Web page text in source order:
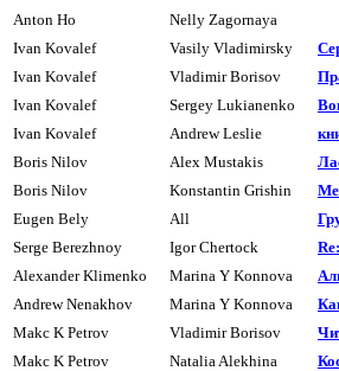
Anton Ho
Nelly Zagornaya
Ivan Kovalef
Vasily Vladimirsky
Ivan Kovalef
Vladimir Borisov
Ivan Kovalef
Sergey Lukianenko
Ivan Kovalef
Andrew Leslie
Boris Nilov
Alex Mustakis
Boris Nilov
Konstantin Grishin
Eugen Bely
All
Serge Berezhnoy
Igor Chertock
Alexander Klimenko
Marina Y Konnova
Andrew Nenakhov
Marina Y Konnova
Makc K Petrov
Vladimir Borisov
Makc K Petrov
Natalia Alekhina